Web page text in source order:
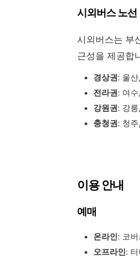
시외버스 노선
시외버스는 부
근성을 제공합
경상권: 울
전라권: 여
강원권: 강
충청권: 청
이용 안내
예매
온라인: 코
오프라인: